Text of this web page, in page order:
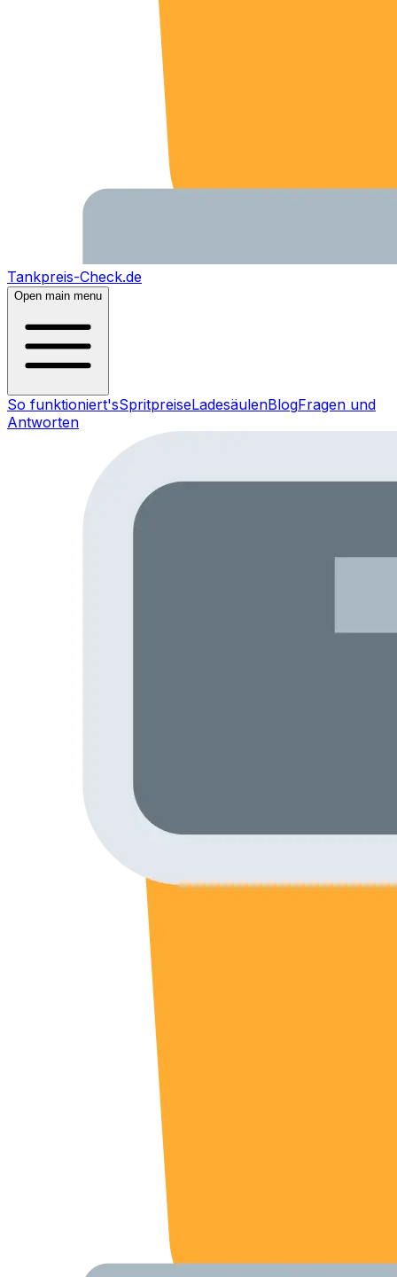
Tankpreis-Check.de
Open main menu
So funktioniert'sSpritpreiseLadesäulenBlogFragen und
Antworten